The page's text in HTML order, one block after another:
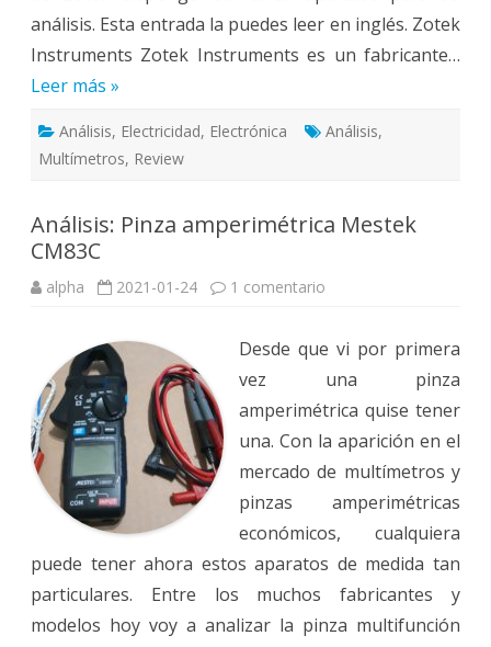
análisis. Esta entrada la puedes leer en inglés. Zotek
Instruments Zotek Instruments es un fabricante…
Leer más »
Análisis, Electricidad, Electrónica Análisis,
Multímetros, Review
Análisis: Pinza amperimétrica Mestek
CM83C
alpha 2021-01-24 1 comentario
Mestek
CM83C
Desde que vi por primera
vez una pinza
amperimétrica quise tener
una. Con la aparición en el
mercado de multímetros y
pinzas amperimétricas
económicos, cualquiera
puede tener ahora estos aparatos de medida tan
particulares. Entre los muchos fabricantes y
modelos hoy voy a analizar la pinza multifunción